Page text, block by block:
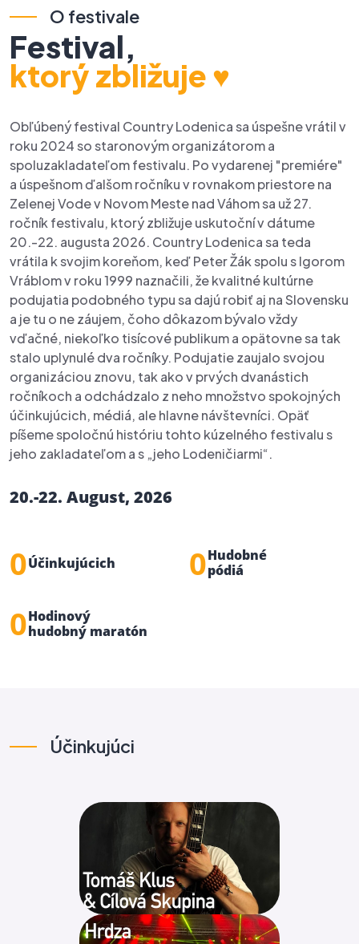
O festivale
Festival,
ktorý zbližuje ♥
Obľúbený festival Country Lodenica sa úspešne vrátil v
roku 2024 so staronovým organizátorom a
spoluzakladateľom festivalu. Po vydarenej "premiére"
a úspešnom ďalšom ročníku v rovnakom priestore na
Zelenej Vode v Novom Meste nad Váhom sa už 27.
ročník festivalu, ktorý zbližuje uskutoční v dátume
20.-22. augusta 2026. Country Lodenica sa teda
vrátila k svojim koreňom, keď Peter Žák spolu s Igorom
Vráblom v roku 1999 naznačili, že kvalitné kultúrne
podujatia podobného typu sa dajú robiť aj na Slovensku
a je tu o ne záujem, čoho dôkazom bývalo vždy
vďačné, niekoľko tisícové publikum a opätovne sa tak
stalo uplynulé dva ročníky. Podujatie zaujalo svojou
organizáciou znovu, tak ako v prvých dvanástich
ročníkoch a odchádzalo z neho množstvo spokojných
účinkujúcich, médiá, ale hlavne návštevníci. Opäť
píšeme spoločnú históriu tohto kúzelného festivalu s
jeho zakladateľom a s „jeho Lodeničiarmi“.
20.-22. August, 2026
0
1
2
3
5
9
1
2
4
6
8
9
1
3
4
6
8
0
1
3
7
0
Účinkujúcich
0
3Hudobné
pódiá
0
1
2
4
6
9
1
3
5
7
9
1
3
5
7
9
1
3
6
8
2
6Hodinový
hudobný maratón
Účinkujúci